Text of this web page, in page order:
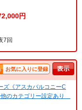
円
7回
お気に入りに登録
ズ《アスカバルコニーC
のカテゴリー設定あり